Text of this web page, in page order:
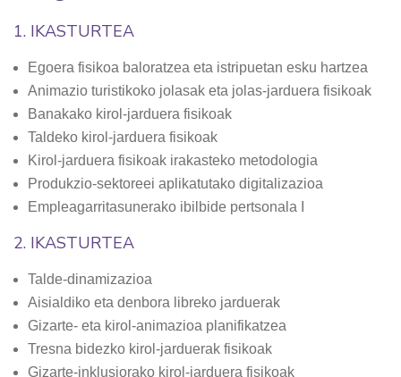
1. IKASTURTEA
Egoera fisikoa baloratzea eta istripuetan esku hartzea
Animazio turistikoko jolasak eta jolas-jarduera fisikoak
Banakako kirol-jarduera fisikoak
Taldeko kirol-jarduera fisikoak
Kirol-jarduera fisikoak irakasteko metodologia
Produkzio-sektoreei aplikatutako digitalizazioa
Empleagarritasunerako ibilbide pertsonala I
2. IKASTURTEA
Talde-dinamizazioa
Aisialdiko eta denbora libreko jarduerak
Gizarte- eta kirol-animazioa planifikatzea
Tresna bidezko kirol-jarduerak fisikoak
Gizarte-inklusiorako kirol-jarduera fisikoak